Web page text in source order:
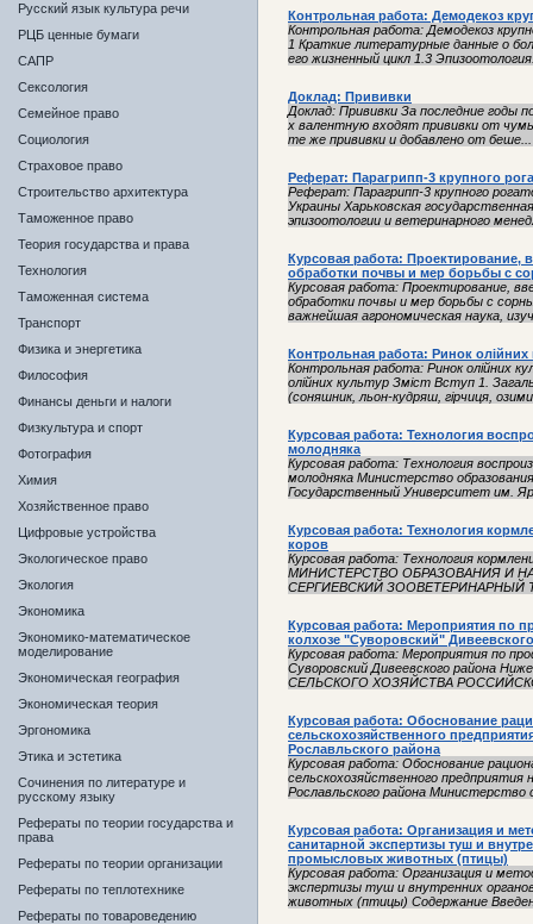
Русский язык культура речи
РЦБ ценные бумаги
САПР
Сексология
Семейное право
Социология
Страховое право
Строительство архитектура
Таможенное право
Теория государства и права
Технология
Таможенная система
Транспорт
Физика и энергетика
Философия
Финансы деньги и налоги
Физкультура и спорт
Фотография
Химия
Хозяйственное право
Цифровые устройства
Экологическое право
Экология
Экономика
Экономико-математическое
моделирование
Экономическая география
Экономическая теория
Эргономика
Этика и эстетика
Сочинения по литературе и
русскому языку
Рефераты по теории государства и
права
Рефераты по теории организации
Рефераты по теплотехнике
Рефераты по товароведению
Контрольная работа: Демодекоз
Контрольная работа: Демодекоз
1 Краткие литературные данные о
его жизненный цикл 1.3
Доклад: Прививки
Доклад: Прививки За последние годы
х валентную входят прививки от
те же прививки и добавлено от беше...
Реферат: Парагрипп-3 крупного
Реферат: Парагрипп-3 крупного
Украины Харьковская
эпизоотологии и ветеринарного
Курсовая работа: Проектирование,
обработки почвы и мер борьбы с
Курсовая работа: Проектирование,
обработки почвы и мер борьбы с
важнейшая агрономическая наука,
Контрольная работа: Ринок олійних
Контрольная работа: Ринок олійних
олійних культур Зміст Вступ 1.
(соняшник, льон-кудряш, гірчиця,
Курсовая работа: Технология
молодняка
Курсовая работа: Технология
молодняка Министерство
Государственный Университет им.
Курсовая работа: Технология
коров
Курсовая работа: Технология
МИНИСТЕРСТВО ОБРАЗОВАНИЯ И
СЕРГИЕВСКИЙ ЗООВЕТЕРИНАРНЫЙ
Курсовая работа: Мероприятия по
колхозе "Суворовский"
Курсовая работа: Мероприятия по
Суворовский Дивеевского района
СЕЛЬСКОГО ХОЗЯЙСТВА
Курсовая работа: Обоснование
сельскохозяйственного
Рославльского района
Курсовая работа: Обоснование
сельскохозяйственного предприятия
Рославльского района Министерство
Курсовая работа: Организация и
санитарной экспертизы туш и
промысловых животных (птицы)
Курсовая работа: Организация и
экспертизы туш и внутренних
животных (птицы) Содержание